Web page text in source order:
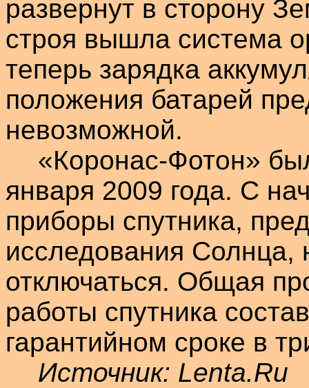
развернут в сторону
строя вышла система
теперь зарядка
положения батарей
невозможной.
«Коронас-Фотон»
января 2009 года. С
приборы спутника,
исследования Солнца,
отключаться. Общая
работы спутника
гарантийном сроке в
Источник: Lenta.Ru